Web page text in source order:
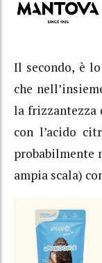
Il secondo, è
che
la frizzantezza
con l’acido
probabilmente
ampia scala)